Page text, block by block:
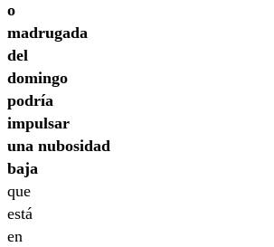
o
madrugada
del
domingo
podría
impulsar
una nubosidad
baja
que
está
en